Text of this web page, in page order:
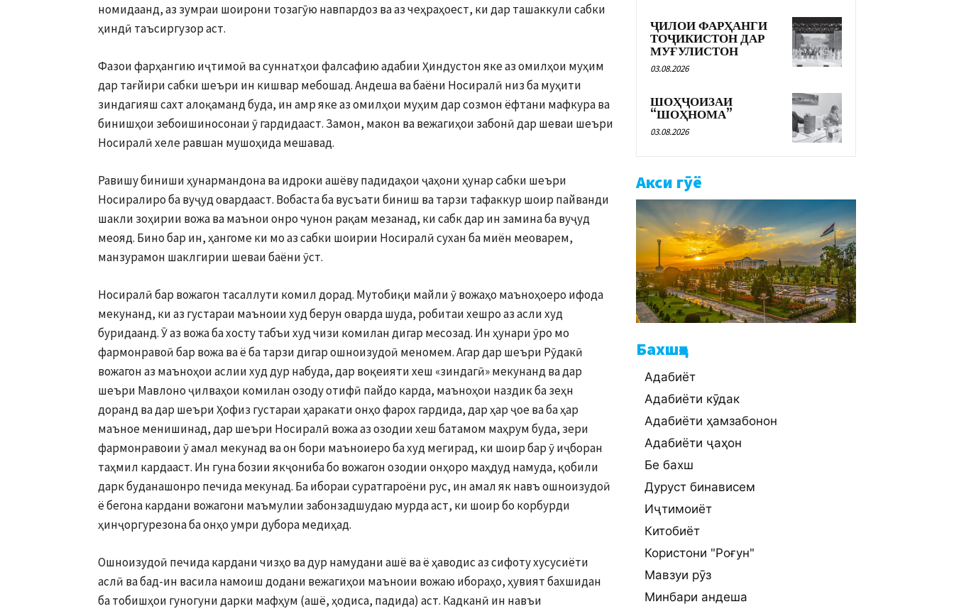
номидаанд, аз зумраи шоирони тозагӯю навпардоз ва аз чеҳраҳоест, ки дар ташаккули сабки
ҳиндӣ таъсиргузор аст.
Фазои фарҳангию иҷтимоӣ ва суннатҳои фалсафию адабии Ҳиндустон яке аз омилҳои муҳим
дар тағйири сабки шеъри ин кишвар мебошад. Андеша ва баёни Носиралӣ низ ба муҳити
зиндагияш сахт алоқаманд буда, ин амр яке аз омилҳои муҳим дар созмон ёфтани мафкура ва
бинишҳои зебоишиносонаи ӯ гардидааст. Замон, макон ва вежагиҳои забонӣ дар шеваи шеъри
Носиралӣ хеле равшан мушоҳида мешавад.
Равишу биниши ҳунармандона ва идроки ашёву падидаҳои ҷаҳони ҳунар сабки шеъри
Носиралиро ба вуҷуд овардааст. Вобаста ба вусъати биниш ва тарзи тафаккур шоир пайванди
шакли зоҳирии вожа ва маънои онро чунон рақам мезанад, ки сабк дар ин замина ба вуҷуд
меояд. Бино бар ин, ҳангоме ки мо аз сабки шоирии Носиралӣ сухан ба миён меоварем,
манзурамон шаклгирии шеваи баёни ӯст.
Носиралӣ бар вожагон тасаллути комил дорад. Мутобиқи майли ӯ вожаҳо маъноҳоеро ифода
мекунанд, ки аз густараи маъноии худ берун оварда шуда, робитаи хешро аз асли худ
буридаанд. Ӯ аз вожа ба хосту табъи худ чизи комилан дигар месозад. Ин ҳунари ӯро мо
фармонравоӣ бар вожа ва ё ба тарзи дигар ошноизудоӣ меномем. Агар дар шеъри Рӯдакӣ
вожагон аз маъноҳои аслии худ дур набуда, дар воқеияти хеш «зиндагӣ» мекунанд ва дар
шеъри Мавлоно ҷилваҳои комилан озоду отифӣ пайдо карда, маъноҳои наздик ба зеҳн
доранд ва дар шеъри Ҳофиз густараи ҳаракати онҳо фарох гардида, дар ҳар ҷое ва ба ҳар
маъное менишинад, дар шеъри Носиралӣ вожа аз озодии хеш батамом маҳрум буда, зери
фармонравоии ӯ амал мекунад ва он бори маъноиеро ба худ мегирад, ки шоир бар ӯ иҷборан
таҳмил кардааст. Ин гуна бозии якҷониба бо вожагон озодии онҳоро маҳдуд намуда, қобили
дарк буданашонро печида мекунад. Ба ибораи суратгароёни рус, ин амал як навъ ошноизудоӣ
ё бегона кардани вожагони маъмулии забонзадшудаю мурда аст, ки шоир бо корбурди
ҳинҷоргурезона ба онҳо умри дубора медиҳад.
Ошноизудоӣ печида кардани чизҳо ва дур намудани ашё ва ё ҳаводис аз сифоту хусусиёти
аслӣ ва бад-ин васила намоиш додани вежагиҳои маъноии вожаю ибораҳо, ҳувият бахшидан
ба тобишҳои гуногуни дарки мафҳум (ашё, ҳодиса, падида) аст. Кадканӣ ин навъи
ҶИЛОИ ФАРҲАНГИ
ТОҶИКИСТОН ДАР
МУҒУЛИСТОН
03.08.2026
ШОҲҶОИЗАИ
“ШОҲНОМА”
03.08.2026
Акси гӯё
Бахшҳо
Адабиёт
Адабиёти кӯдак
Адабиёти ҳамзабонон
Адабиёти ҷаҳон
Бе бахш
Дуруст бинависем
Иҷтимоиёт
Китобиёт
Користони "Роғун"
Мавзуи рӯз
Минбари андеша